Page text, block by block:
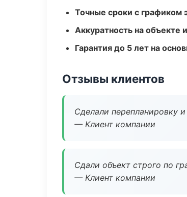
Точные сроки с графиком
Аккуратность на объекте
Гарантия до 5 лет на
Отзывы клиентов
Сделали перепланировку
— Клиент компании
Сдали объект строго по
— Клиент компании